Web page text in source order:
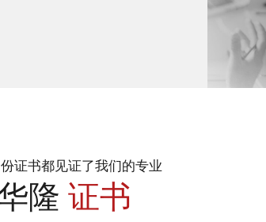
证书都见证了我们的专业
隆 证书